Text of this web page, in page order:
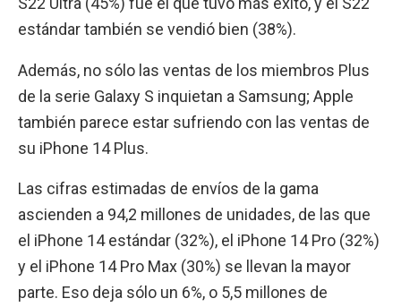
estándar también se vendió bien (38%).
Además, no sólo las ventas de los miembros Plus
de la serie Galaxy S inquietan a Samsung; Apple
también parece estar sufriendo con las ventas de
su iPhone 14 Plus.
Las cifras estimadas de envíos de la gama
ascienden a 94,2 millones de unidades, de las que
el iPhone 14 estándar (32%), el iPhone 14 Pro (32%)
y el iPhone 14 Pro Max (30%) se llevan la mayor
parte. Eso deja sólo un 6%, o 5,5 millones de